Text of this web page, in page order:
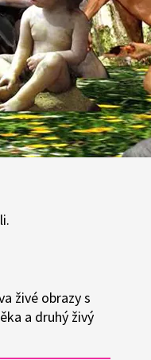
živé obrazy s
a druhý živý